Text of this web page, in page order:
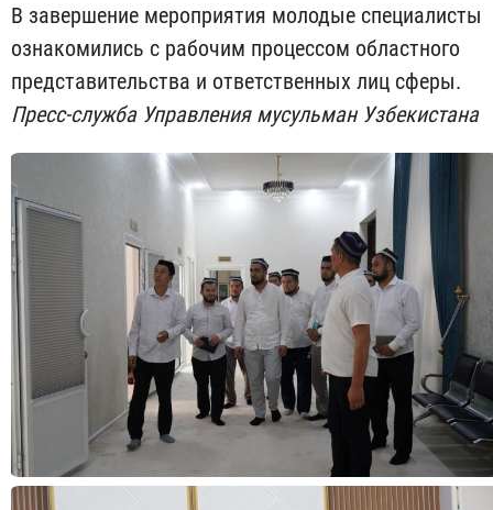
В завершение мероприятия молодые специалисты
ознакомились с рабочим процессом областного
представительства и ответственных лиц сферы.
Пресс-служба Управления мусульман Узбекистана